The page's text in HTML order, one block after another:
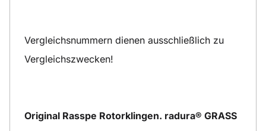
Vergleichsnummern dienen ausschließlich zu
Vergleichszwecken!
Original Rasspe Rotorklingen. radura® GRASS